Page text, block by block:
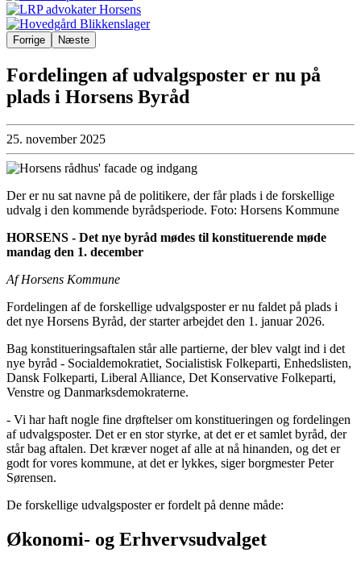
Forrige Næste
Fordelingen af udvalgsposter er nu på
plads i Horsens Byråd
25. november 2025
Der er nu sat navne på de politikere, der får plads i de forskellige
udvalg i den kommende byrådsperiode. Foto: Horsens Kommune
HORSENS - Det nye byråd mødes til konstituerende møde
mandag den 1. december
Af Horsens Kommune
Fordelingen af de forskellige udvalgsposter er nu faldet på plads i
det nye Horsens Byråd, der starter arbejdet den 1. januar 2026.
Bag konstitueringsaftalen står alle partierne, der blev valgt ind i det
nye byråd - Socialdemokratiet, Socialistisk Folkeparti, Enhedslisten,
Dansk Folkeparti, Liberal Alliance, Det Konservative Folkeparti,
Venstre og Danmarksdemokraterne.
- Vi har haft nogle fine drøftelser om konstitueringen og fordelingen
af udvalgsposter. Det er en stor styrke, at det er et samlet byråd, der
står bag aftalen. Det kræver noget af alle at nå hinanden, og det er
godt for vores kommune, at det er lykkes, siger borgmester Peter
Sørensen.
De forskellige udvalgsposter er fordelt på denne måde:
Økonomi- og Erhvervsudvalget